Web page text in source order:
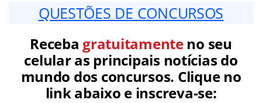
QUESTÕES DE CONCURSOS
Receba gratuitamenteno seu
celular as principais notícias do
mundo dos concursos. Clique no
link abaixo e inscreva-se: